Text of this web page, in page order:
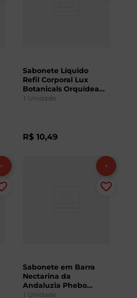
Sabonete Líquido
Refil Corporal Lux
Botanicals Orquídea
Negra 200ml
1 Unidade
R$ 10,49
Sabonete em Barra
Nectarina da
Andaluzia Phebo
100g
1 Unidade